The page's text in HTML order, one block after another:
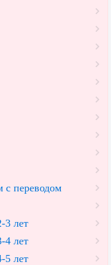
с переводом
3 лет
4 лет
5 лет